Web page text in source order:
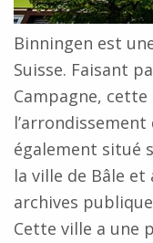
Binningen est
Suisse. Faisant
Campagne,
l’arrondissement
également situé
la ville de Bâle
archives
Cette ville a une